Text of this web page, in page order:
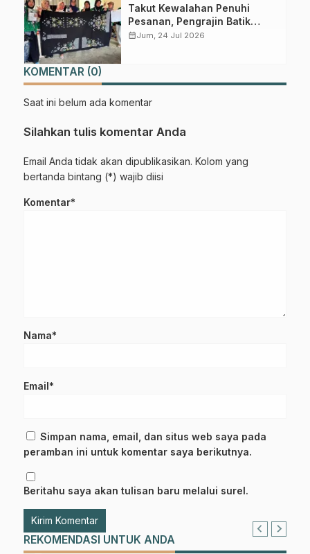
Takut Kewalahan Penuhi
Pesanan, Pengrajin Batik
Randupitu Belum Mau Buka
calendar_monthJum, 24 Jul 2026
KOMENTAR (0)
Saat ini belum ada komentar
Silahkan tulis komentar Anda
Email Anda tidak akan dipublikasikan. Kolom yang
bertanda bintang (*) wajib diisi
Komentar*
Nama*
Email*
Simpan nama, email, dan situs web saya pada
peramban ini untuk komentar saya berikutnya.
Beritahu saya akan tulisan baru melalui surel.
REKOMENDASI UNTUK ANDA